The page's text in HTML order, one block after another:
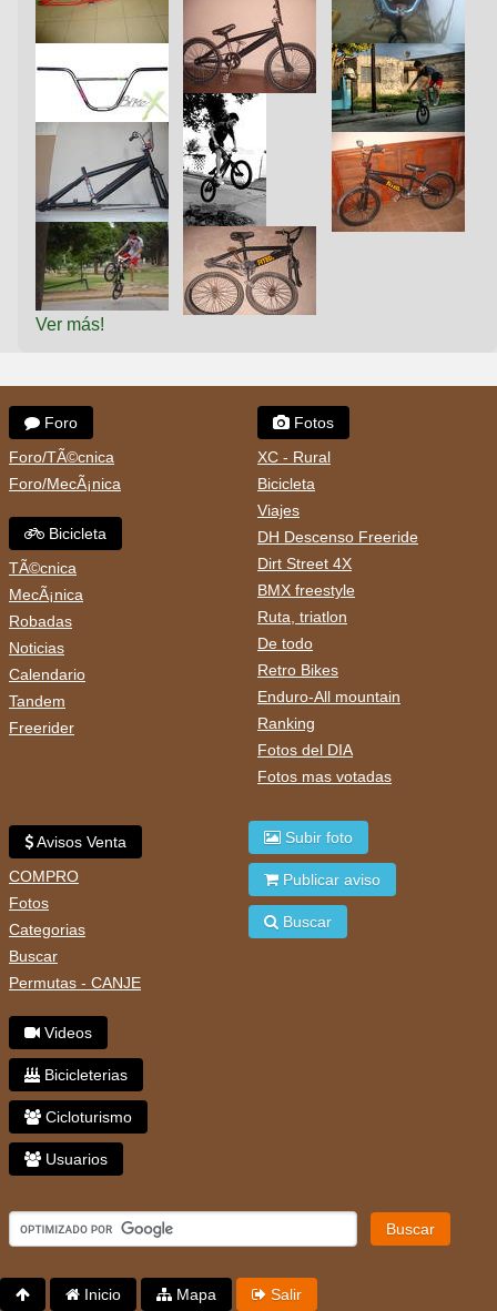
Ver más!
Foro
Foro/TÃ©cnica
Foro/MecÃ¡nica
Bicicleta
TÃ©cnica
MecÃ¡nica
Robadas
Noticias
Calendario
Tandem
Freerider
Fotos
XC - Rural
Bicicleta
Viajes
DH Descenso Freeride
Dirt Street 4X
BMX freestyle
Ruta, triatlon
De todo
Retro Bikes
Enduro-All mountain
Ranking
Fotos del DIA
Fotos mas votadas
Avisos Venta
COMPRO
Fotos
Categorias
Buscar
Permutas - CANJE
Videos
Bicicleterias
Cicloturismo
Usuarios
Subir foto
Publicar aviso
Buscar
Buscar
Inicio Mapa Salir